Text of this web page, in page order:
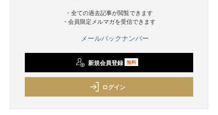
・全ての過去記事が閲覧できます
・会員限定メルマガを受信できます
メールバックナンバー
新規会員登録 無料
ログイン